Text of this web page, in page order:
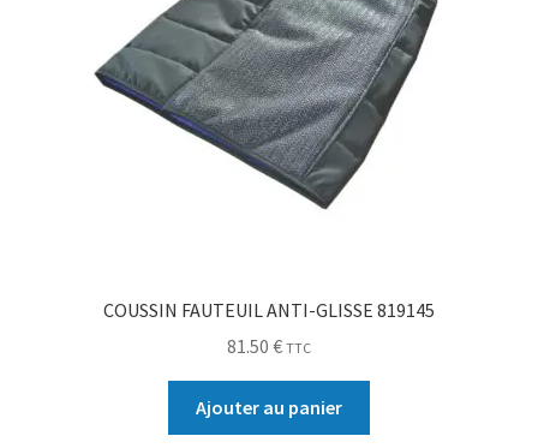
COUSSIN FAUTEUIL ANTI-GLISSE 819145
81.50 € TTC
Ajouter au panier